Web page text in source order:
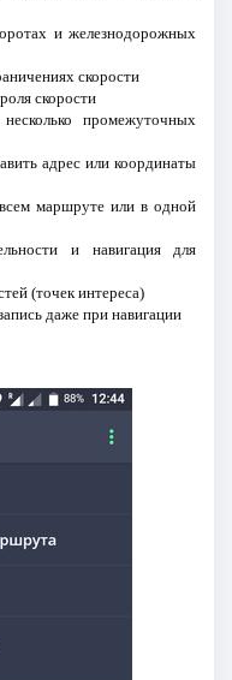
и железнодорожных
скорости
скорости
промежуточных
адрес или координаты
маршруте или в одной
и навигация для
(точек интереса)
даже при навигации